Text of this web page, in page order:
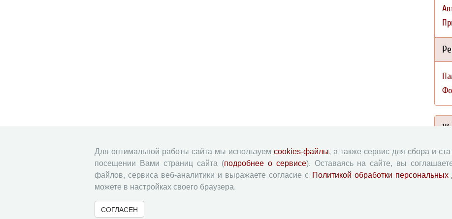
Для оптимальной работы сайта мы используем cookies-файлы, а также сервис для сбора и
посещении Вами страниц сайта (подробнее о сервисе). Оставаясь на сайте, вы
файлов, сервиса веб-аналитики и выражаете согласие с Политикой обработки
можете в настройках своего браузера.
СОГЛАСЕН